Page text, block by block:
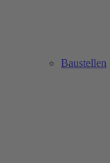
Baustellen